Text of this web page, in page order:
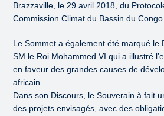
Brazzaville, le 29 avril 2018, du
Commission Climat du Bassin du Congo.
Le Sommet a également été marqué le
SM le Roi Mohammed VI qui a illustré
en faveur des grandes causes de
africain.
Dans son Discours, le Souverain à fait
des projets envisagés, avec des